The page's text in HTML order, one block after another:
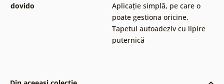
dovido
Aplicație simplă, pe care o
poate gestiona oricine,
Tapetul autoadeziv cu lipire
puternică